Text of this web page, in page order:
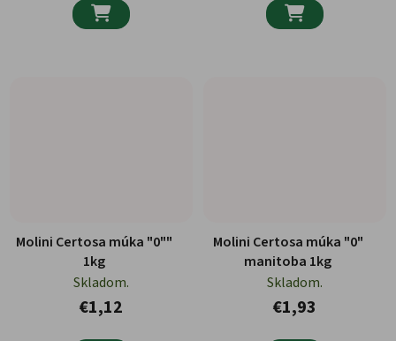
 
Molini Certosa múka "0""
1kg
Skladom.
€1,12
Molini Certosa múka "0"
manitoba 1kg
Skladom.
€1,93